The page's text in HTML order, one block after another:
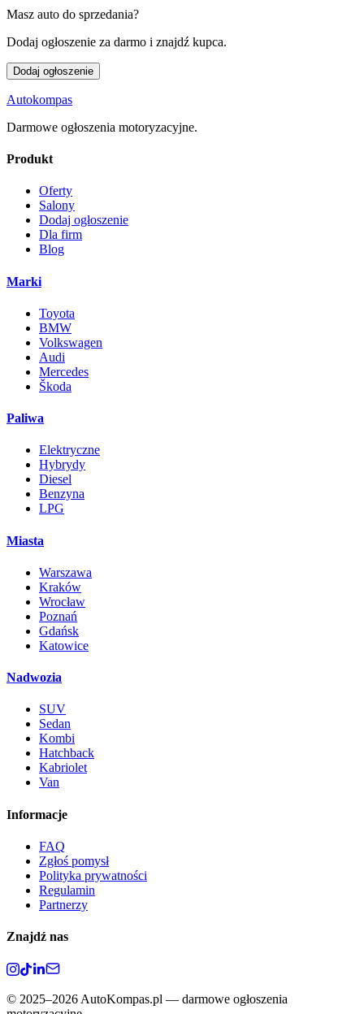
Masz auto do sprzedania?
Dodaj ogłoszenie za darmo i znajdź kupca.
Dodaj ogłoszenie
Autokompas
Darmowe ogłoszenia motoryzacyjne.
Produkt
Oferty
Salony
Dodaj ogłoszenie
Dla firm
Blog
Marki
Toyota
BMW
Volkswagen
Audi
Mercedes
Škoda
Paliwa
Elektryczne
Hybrydy
Diesel
Benzyna
LPG
Miasta
Warszawa
Kraków
Wrocław
Poznań
Gdańsk
Katowice
Nadwozia
SUV
Sedan
Kombi
Hatchback
Kabriolet
Van
Informacje
FAQ
Zgłoś pomysł
Polityka prywatności
Regulamin
Partnerzy
Znajdź nas
© 2025–2026AutoKompas.pl — darmowe ogłoszenia